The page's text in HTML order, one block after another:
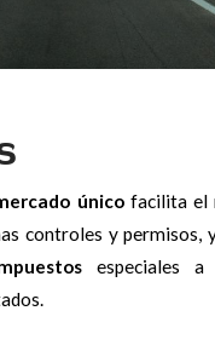
únicofacilita el
controles y permisos,
especiales a